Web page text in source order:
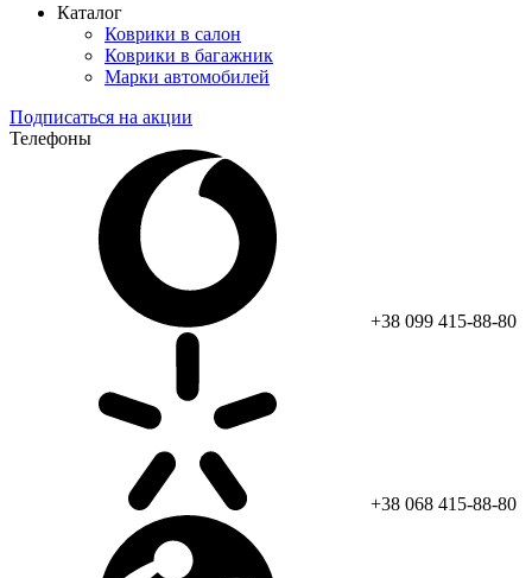
Каталог
Коврики в салон
Коврики в багажник
Марки автомобилей
Подписаться на акции
Телефоны
+38 099 415-88-80
+38 068 415-88-80